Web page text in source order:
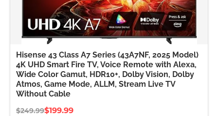
Hisense 43 Class A7 Series (43A7NF, 2025 Model)
4K UHD Smart Fire TV, Voice Remote with Alexa,
Wide Color Gamut, HDR10+, Dolby Vision, Dolby
Atmos, Game Mode, ALLM, Stream Live TV
Without Cable
$249.99$199.99